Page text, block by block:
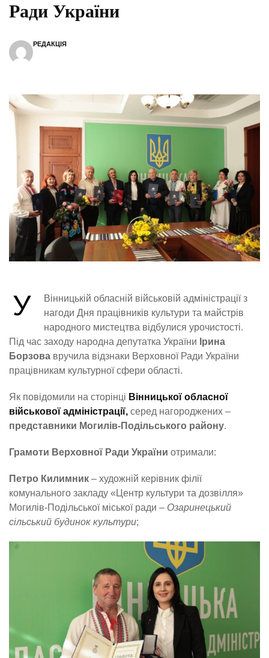
Ради України
РЕДАКЦІЯ
У
Вінницькій обласній військовій адміністрації з
нагоди Дня працівників культури та майстрів
народного мистецтва відбулися урочистості.
Під час заходу народна депутатка України Ірина
Борзова вручила відзнаки Верховної Ради України
працівникам культурної сфери області.
Як повідомили на сторінці Вінницької обласної
військової адміністрації, серед нагороджених –
представники Могилів-Подільського району.
Грамоти Верховної Ради України отримали:
Петро Килимник – художній керівник філії
комунального закладу «Центр культури та дозвілля»
Могилів-Подільської міської ради – Озаринецький
сільський будинок культури;